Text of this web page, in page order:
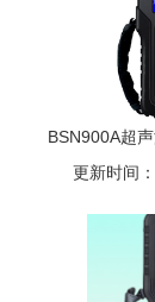
BSN900A超
更新时间